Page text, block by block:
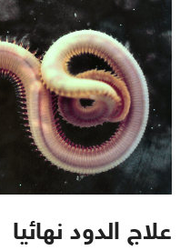
علاج الدود نهائيا